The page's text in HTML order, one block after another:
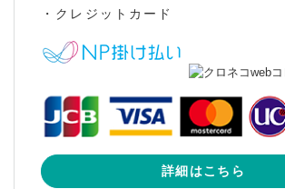
・クレジットカード
詳細はこちら